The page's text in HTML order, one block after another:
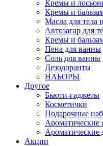
Кремы и
Кремы и
Масла для тела
Автозагар для
Кремы и
Пена для ванны
Соль для ванны
Дезодоранты
НАБОРЫ
Другое
Бьюти-гаджеты
Косметички
Подарочные
Ароматические
Акции